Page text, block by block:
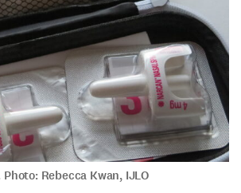
Rebecca Kwan, IJLO